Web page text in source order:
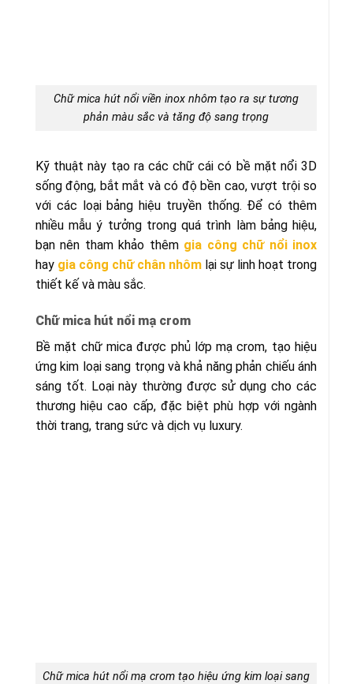
Chữ mica hút nổi viền inox nhôm tạo ra sự tương
phản màu sắc và tăng độ sang trọng
Kỹ thuật này tạo ra các chữ cái có bề mặt nổi 3D
sống động, bắt mắt và có độ bền cao, vượt trội so
với các loại bảng hiệu truyền thống. Để có thêm
nhiều mẫu ý tưởng trong quá trình làm bảng hiệu,
bạn nên tham khảo thêm gia công chữ nổi inox
hay gia công chữ chân nhôm lại sự linh hoạt trong
thiết kế và màu sắc.
Chữ mica hút nổi mạ crom
Bề mặt chữ mica được phủ lớp mạ crom, tạo hiệu
ứng kim loại sang trọng và khả năng phản chiếu ánh
sáng tốt. Loại này thường được sử dụng cho các
thương hiệu cao cấp, đặc biệt phù hợp với ngành
thời trang, trang sức và dịch vụ luxury.
Chữ mica hút nổi mạ crom tạo hiệu ứng kim loại sang